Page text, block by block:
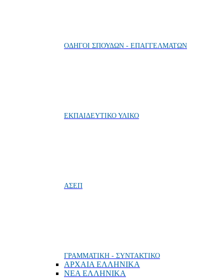
ΟΔΗΓΟΙ ΣΠΟΥΔΩΝ - ΕΠΑΓΓΕΛΜΑΤΩΝ
ΕΚΠΑΙΔΕΥΤΙΚΟ ΥΛΙΚΟ
ΑΣΕΠ
ΓΡΑΜΜΑΤΙΚΗ - ΣΥΝΤΑΚΤΙΚΟ
ΑΡΧΑΙΑ ΕΛΛΗΝΙΚΑ
ΝΕΑ ΕΛΛΗΝΙΚΑ